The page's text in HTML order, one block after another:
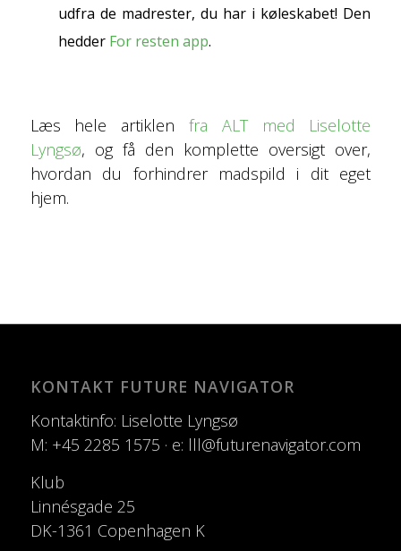
udfra de madrester, du har i køleskabet! Den
hedder For resten app.
Læs hele artiklen fra ALT med Liselotte
Lyngsø, og få den komplette oversigt over,
hvordan du forhindrer madspild i dit eget
hjem.
KONTAKT FUTURE NAVIGATOR
Kontaktinfo: Liselotte Lyngsø
M: +45 2285 1575 · e: lll@futurenavigator.com
Klub
Linnésgade 25
DK-1361 Copenhagen K